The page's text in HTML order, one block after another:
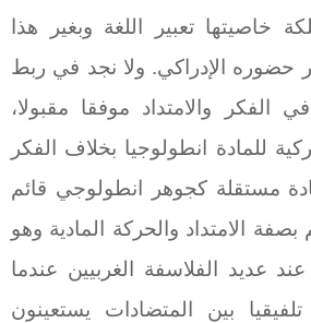
خاصيتها تعبير اللغة وبغير هذا
حضوره الإدراكي. ولا نجد في ربط
الفكر والامتداد موفقا مقبولا،
للمادة انطولوجيا بخلاف الفكر
مستقلة كجوهر انطولوجي قائم
الامتداد والحركة المادية وهو
عديد الفلاسفة الغربيين عندما
بين المتضادات يستعينون